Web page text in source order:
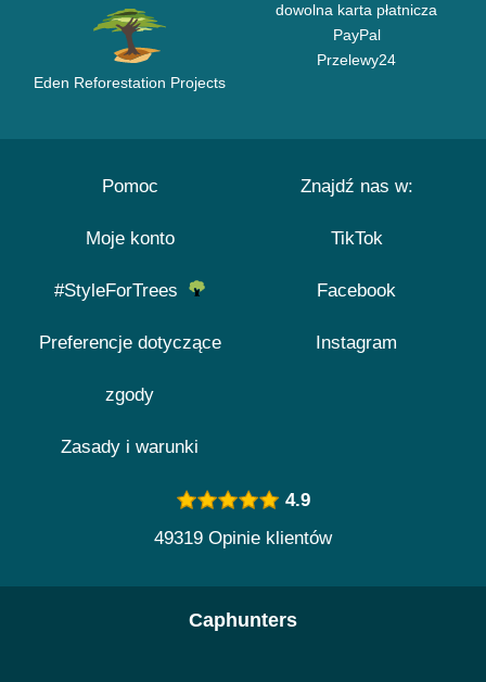
Eden Reforestation Projects
dowolna karta płatnicza
PayPal
Przelewy24
Pomoc
Moje konto
#StyleForTrees
Preferencje dotyczące
zgody
Zasady i warunki
Znajdź nas w:
TikTok
Facebook
Instagram
4.9
49319 Opinie klientów
Caphunters